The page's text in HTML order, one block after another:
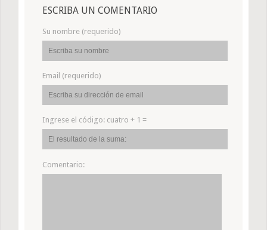
ESCRIBA UN COMENTARIO
Su nombre (requerido)
Email (requerido)
Ingrese el código: cuatro + 1 =
Comentario: